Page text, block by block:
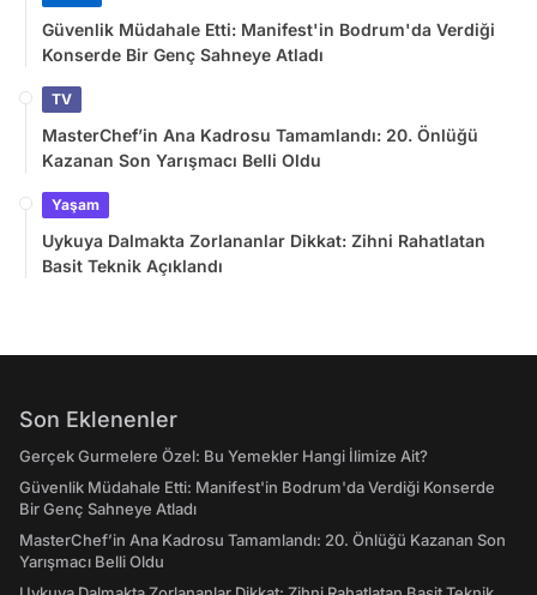
Güvenlik Müdahale Etti: Manifest'in Bodrum'da Verdiği
Konserde Bir Genç Sahneye Atladı
TV
MasterChef’in Ana Kadrosu Tamamlandı: 20. Önlüğü
Kazanan Son Yarışmacı Belli Oldu
Yaşam
Uykuya Dalmakta Zorlananlar Dikkat: Zihni Rahatlatan
Basit Teknik Açıklandı
Son Eklenenler
Gerçek Gurmelere Özel: Bu Yemekler Hangi İlimize Ait?
Güvenlik Müdahale Etti: Manifest'in Bodrum'da Verdiği Konserde
Bir Genç Sahneye Atladı
MasterChef’in Ana Kadrosu Tamamlandı: 20. Önlüğü Kazanan Son
Yarışmacı Belli Oldu